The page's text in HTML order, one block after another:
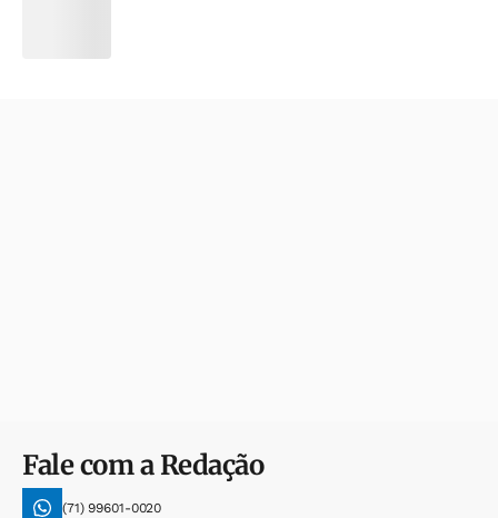
Fale com a Redação
(71) 99601-0020